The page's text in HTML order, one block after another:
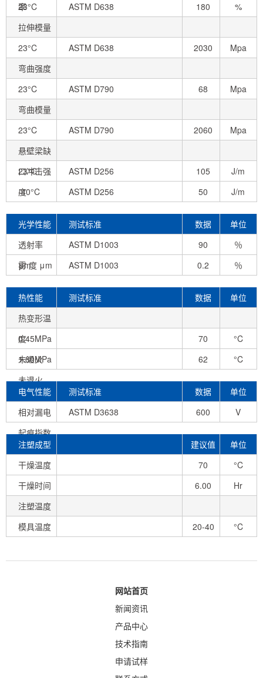
率
23°C ASTM D638 180
%
拉伸模量
23°C
ASTM D638 2030
Mpa
弯曲强度
23°C
ASTM D790 68
Mpa
弯曲模量
23°C
ASTM D790 2060
Mpa
悬壁梁缺
口冲击强
度
23°C ASTM D256 105
J/m
-40°C
ASTM D256 50 J/m
光学性能 测试标准 数据
单位
透射率
μm
ASTM D1003 90
％
雾 度 μm
ASTM D1003 0.2 ％
热性能 测试标准 数据
单位
热变形温
度
0.45MPa
未退火
70
°C
1.80MPa
未退火
62 °C
电气性能 测试标准 数据
单位
相对漏电
起痕指数
ASTM D3638 600 V
注塑成型
条件
建议值
单位
干燥温度
70
°C
干燥时间
6.00
Hr
注塑温度
模具温度
20-40 °C
网站首页
新闻资讯
产品中心
技术指南
申请试样